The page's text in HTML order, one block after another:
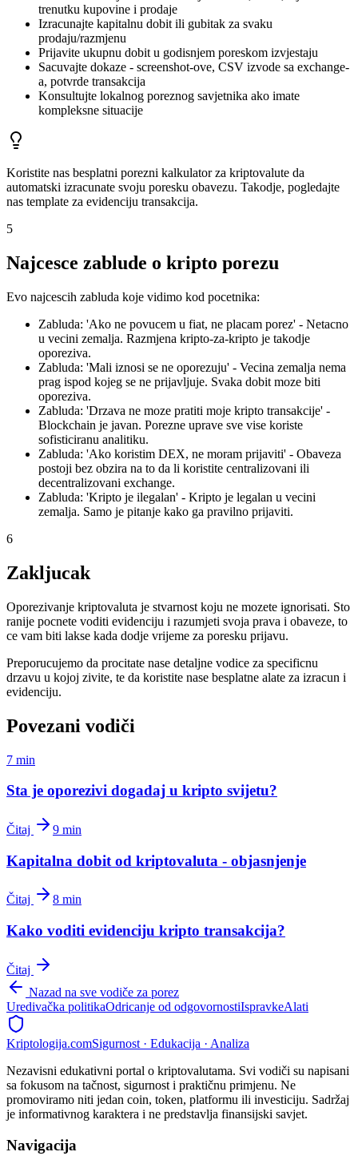
trenutku kupovine i prodaje
Izracunajte kapitalnu dobit ili gubitak za svaku
prodaju/razmjenu
Prijavite ukupnu dobit u godisnjem poreskom izvjestaju
Sacuvajte dokaze - screenshot-ove, CSV izvode sa exchange-
a, potvrde transakcija
Konsultujte lokalnog poreznog savjetnika ako imate
kompleksne situacije
Koristite nas besplatni porezni kalkulator za kriptovalute da
automatski izracunate svoju poresku obavezu. Takodje, pogledajte
nas template za evidenciju transakcija.
5
Najcesce zablude o kripto porezu
Evo najcescih zabluda koje vidimo kod pocetnika:
Zabluda: 'Ako ne povucem u fiat, ne placam porez' - Netacno
u vecini zemalja. Razmjena kripto-za-kripto je takodje
oporeziva.
Zabluda: 'Mali iznosi se ne oporezuju' - Vecina zemalja nema
prag ispod kojeg se ne prijavljuje. Svaka dobit moze biti
oporeziva.
Zabluda: 'Drzava ne moze pratiti moje kripto transakcije' -
Blockchain je javan. Porezne uprave sve vise koriste
sofisticiranu analitiku.
Zabluda: 'Ako koristim DEX, ne moram prijaviti' - Obaveza
postoji bez obzira na to da li koristite centralizovani ili
decentralizovani exchange.
Zabluda: 'Kripto je ilegalan' - Kripto je legalan u vecini
zemalja. Samo je pitanje kako ga pravilno prijaviti.
6
Zakljucak
Oporezivanje kriptovaluta je stvarnost koju ne mozete ignorisati. Sto
ranije pocnete voditi evidenciju i razumjeti svoja prava i obaveze, to
ce vam biti lakse kada dodje vrijeme za poresku prijavu.
Preporucujemo da procitate nase detaljne vodice za specificnu
drzavu u kojoj zivite, te da koristite nase besplatne alate za izracun i
evidenciju.
Povezani vodiči
7 min
Sta je oporezivi dogadaj u kripto svijetu?
Čitaj 9 min
Kapitalna dobit od kriptovaluta - objasnjenje
Čitaj 8 min
Kako voditi evidenciju kripto transakcija?
Čitaj
Nazad na sve vodiče za porez
Uredivačka politikaOdricanje od odgovornostiIspravkeAlati
Kriptologija.comSigurnost · Edukacija · Analiza
Nezavisni edukativni portal o kriptovalutama. Svi vodiči su napisani
sa fokusom na tačnost, sigurnost i praktičnu primjenu. Ne
promoviramo niti jedan coin, token, platformu ili investiciju. Sadržaj
je informativnog karaktera i ne predstavlja finansijski savjet.
Navigacija